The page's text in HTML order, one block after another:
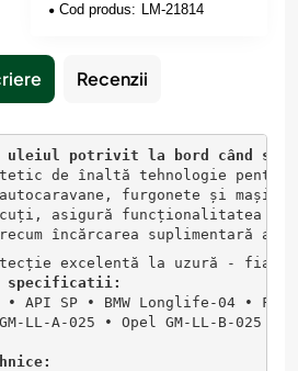
Cod produs: LM-21814
Recenzii
uleiul potrivit la bord când
de înaltă tehnologie pentru
furgonete și
asigură funcționalitatea
încărcarea suplimentară a
excelentă la uzură -
specificatii:
• API SP • BMW Longlife-04 •
LL-A-025 • Opel GM-LL-B-025